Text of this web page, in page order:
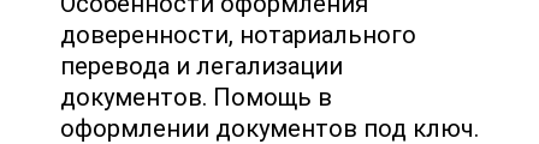
доверенности, нотариального
перевода и легализации
документов. Помощь в
оформлении документов под ключ.